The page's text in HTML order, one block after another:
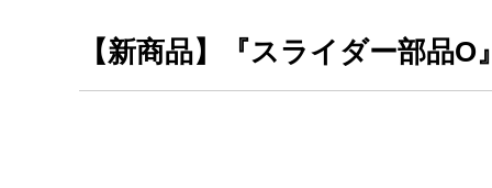
【新商品】『スライダー部品